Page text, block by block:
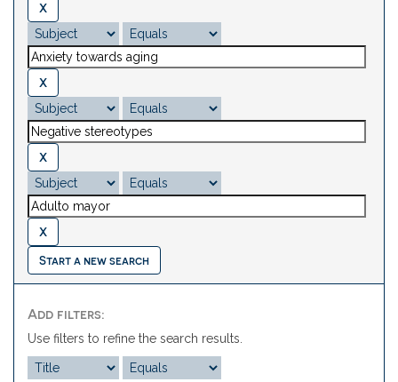
Start a new search
Add filters:
Use filters to refine the search results.